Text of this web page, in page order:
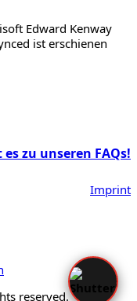
Edward Kenway
ist erschienen
es zu unseren FAQs!
Imprint
reserved.